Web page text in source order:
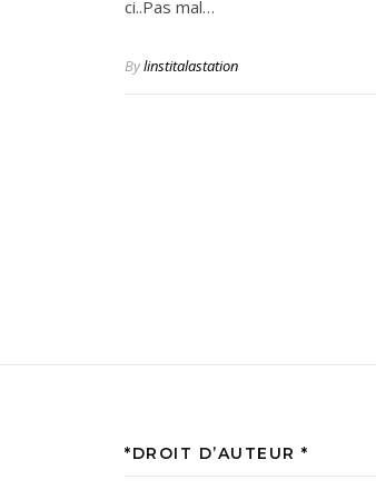
ci..Pas mal…
Bylinstitalastation
*DROIT D’AUTEUR *